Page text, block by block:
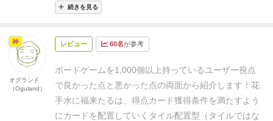
続きを見る
レビュー 60名が参考
ボードゲームを1,000個以上持っているユーザー視点
で良かった点と悪かった点の両面から紹介します！ 花
手水に福来たるは、得点カード獲得条件を満たすよう
にカードを配置していくタイル配置型（タイルではな
神
オグランド
（Oguland）